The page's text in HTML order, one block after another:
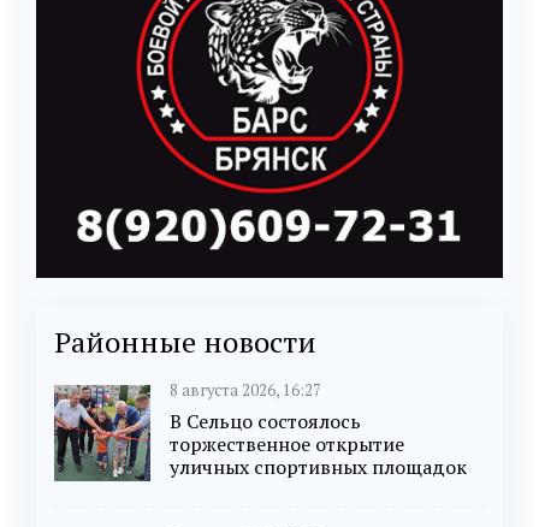
Районные новости
8 августа 2026, 16:27
В Сельцо состоялось
торжественное открытие
уличных спортивных площадок